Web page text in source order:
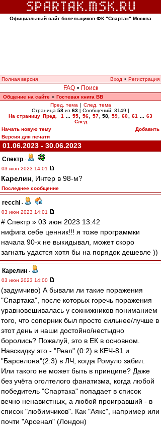
Официальный сайт болельщиков ФК "Спартак" Москва
Полная версия Вход • Регистрация
FAQ • Поиск
Общение на сайте » Гостевая книга ВВ
Пред. тема | След. тема
Страница 58 из 63 [ Сообщений: 3149 ]
На страницу Пред. 1 55 56 57 58 59 60 61
63
След.
Начать новую тему
Добавить
Версия для печати
01.06.2023 - 30.06.2023
Спектр -
03 июн 2023 14:01
Карелин , Интер в 98-м?
Последнее сообщение
recchi -
03 июн 2023 14:01
# Спектр » 03 июн 2023 13:42
нифига себе ценник!!! я тоже программки
начала 90-х не выкидывал, может скоро
загнать удастся хотя бы на порядок дешевле ))
Карелин -
03 июн 2023 14:00
(задумчиво) А бывали ли такие поражения
"Спартака", после которых горечь поражения
уравновешивалась у сокнижников пониманием
того, что соперник был просто сильнее/лучше в
этот день и наши достойно/нестыдно
боролись? Пожалуй, это в ЕК в основном.
Навскидку это - "Реал" (0:2) в КЕЧ-81 и
"Барселона"(2:3) в ЛЧ, когда Ромуло забил.
Или такого не может быть в принципе? Даже
без учёта оголтелого фанатизма, когда любой
победитель "Спартака" попадает в список
вечно ненавистных, а любой проигравший - в
список "любимчиков". Как "Аякс", например или
почти "Арсенал" (Лондон)